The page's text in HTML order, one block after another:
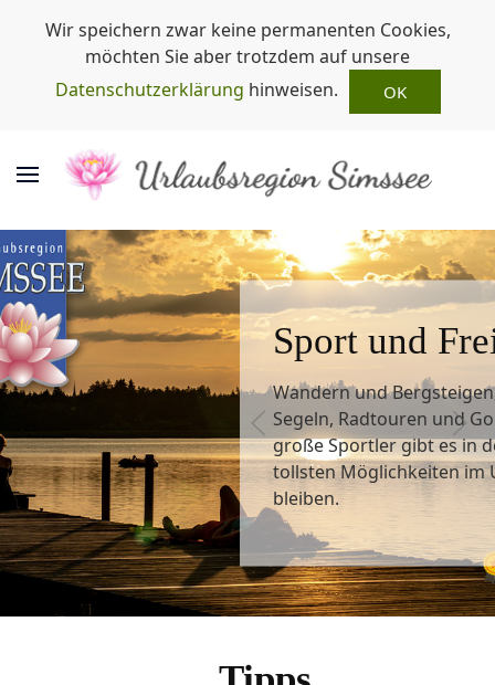
Wir speichern zwar keine permanenten Cookies,
möchten Sie aber trotzdem auf unsere
Datenschutzerklärung hinweisen. OK
Sport und
Wandern und
Segeln, Radtouren und
große Sportler gibt es in
tollsten Möglichkeiten im
bleiben.